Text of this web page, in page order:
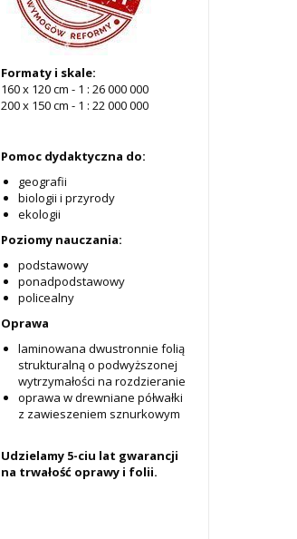
Formaty i skale:
160 x 120 cm - 1 : 26 000 000
200 x 150 cm - 1 : 22 000 000
Pomoc dydaktyczna do:
geografii
biologii i przyrody
ekologii
Poziomy nauczania:
podstawowy
ponadpodstawowy
policealny
Oprawa
laminowana dwustronnie folią
strukturalną o podwyższonej
wytrzymałości na rozdzieranie
oprawa w drewniane półwałki
z zawieszeniem sznurkowym
Udzielamy 5-ciu lat gwarancji
na trwałość oprawy i folii.